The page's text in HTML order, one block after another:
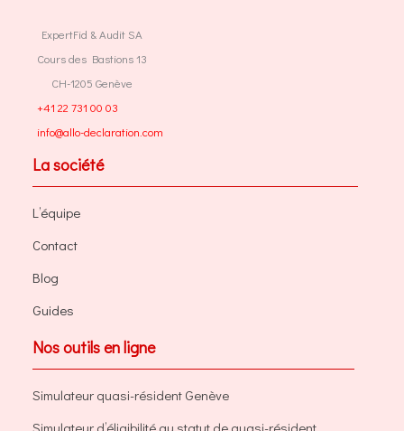
ExpertFid & Audit SA
Cours des Bastions 13
CH-1205 Genève
+41 22 731 00 03
info@allo-declaration.com
La société
L’équipe
Contact
Blog
Guides
Nos outils en ligne
Simulateur quasi-résident Genève